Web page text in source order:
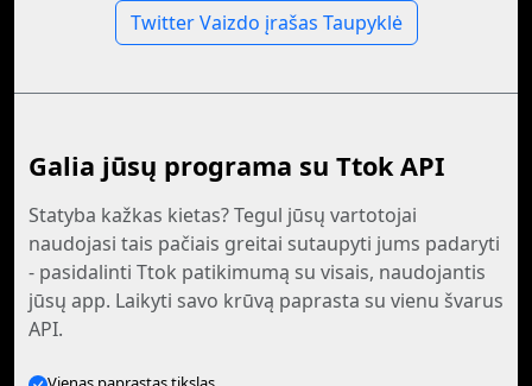
Twitter Vaizdo įrašas Taupyklė
Galia jūsų programa su Ttok API
Statyba kažkas kietas? Tegul jūsų vartotojai
naudojasi tais pačiais greitai sutaupyti jums padaryti
- pasidalinti Ttok patikimumą su visais, naudojantis
jūsų app. Laikyti savo krūvą paprasta su vienu švarus
API.